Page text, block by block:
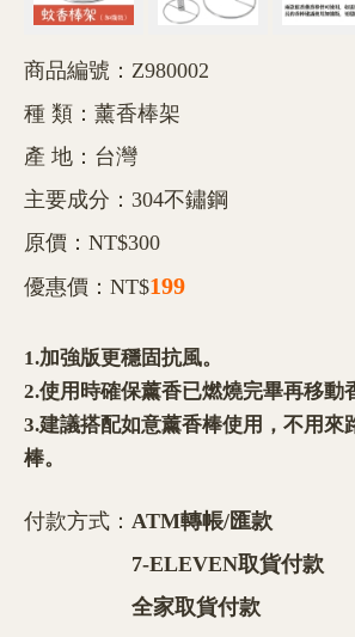
商品編號：Z980002
種 類：薰香棒架
產 地：台灣
主要成分：304不鏽鋼
原價：NT$300
優惠價：NT$199
1.加強版更穩固抗風。
2.使用時確保薰香已燃燒完畢再移動
3.建議搭配如意薰香棒使用，不用來
棒。
付款方式： ATM轉帳/匯款
7-ELEVEN取貨付款
全家取貨付款